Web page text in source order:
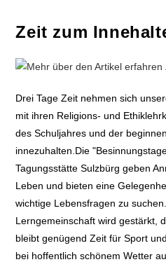
Zeit zum
Drei Tage Zeit nehmen sich
mit ihren Religions- und
des Schuljahres und der
innezuhalten.Die
Tagungsstätte Sulzbürg geben
Leben und bieten eine
wichtige Lebensfragen zu
Lerngemeinschaft wird gestärkt,
bleibt genügend Zeit für Sport
bei hoffentlich schönem Wetter